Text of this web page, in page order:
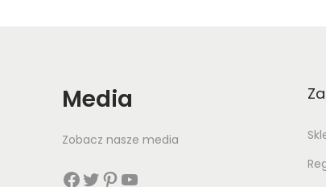
Media
Zobacz nasze media